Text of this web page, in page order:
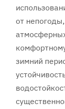
от
зимний